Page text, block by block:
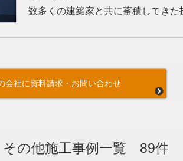
数多くの建築家と共に蓄積してき
会社に資料請求・お問い合わせ
の他施工事例一覧 89件